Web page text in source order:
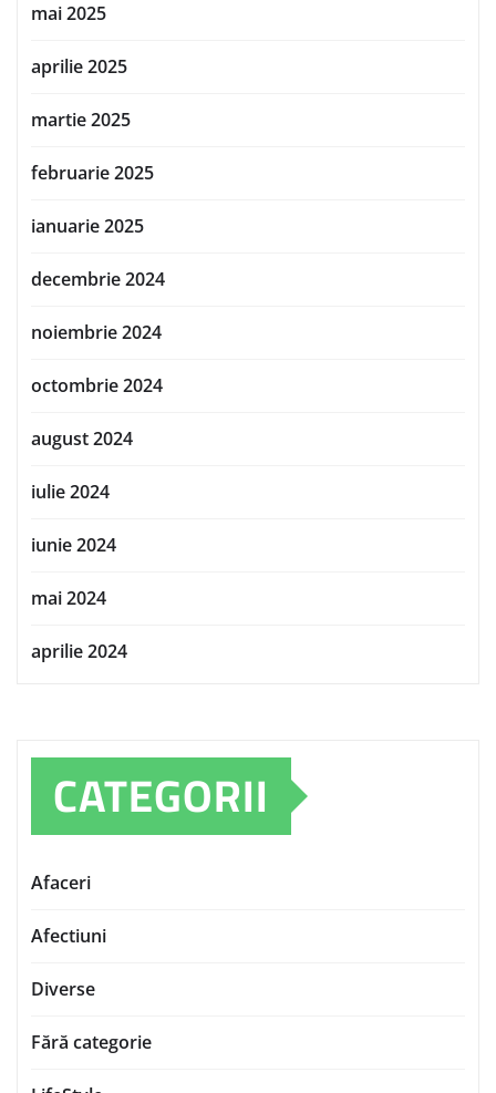
mai 2025
aprilie 2025
martie 2025
februarie 2025
ianuarie 2025
decembrie 2024
noiembrie 2024
octombrie 2024
august 2024
iulie 2024
iunie 2024
mai 2024
aprilie 2024
CATEGORII
Afaceri
Afectiuni
Diverse
Fără categorie